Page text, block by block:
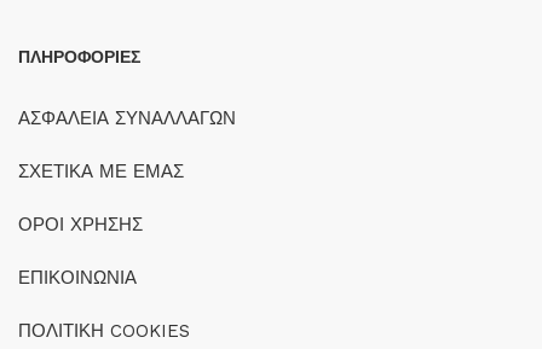
ΠΛΗΡΟΦΟΡΙΕΣ
ΑΣΦΑΛΕΙΑ ΣΥΝΑΛΛΑΓΩΝ
ΣΧΕΤΙΚΑ ΜΕ ΕΜΑΣ
ΟΡΟΙ ΧΡΗΣΗΣ
ΕΠΙΚΟΙΝΩΝΙΑ
ΠΟΛΙΤΙΚΗ COOKIES